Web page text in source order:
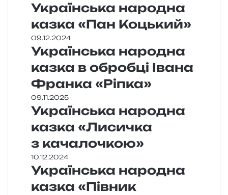
Українська народна
казка «Пан Коцький»
09.12.2024
Українська народна
казка в обробці Івана
Франка «Ріпка»
09.11.2025
Українська народна
казка «Лисичка
з качалочкою»
10.12.2024
Українська народна
казка «Півник